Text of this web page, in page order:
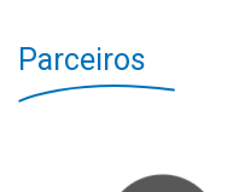
Parceiros